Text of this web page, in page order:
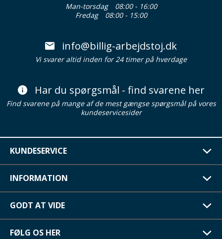
Man-torsdag
08:00 - 16:00
Fredag
08:00 - 15:00
info@billig-arbejdstoj.dk
Vi svarer altid inden for 24 timer på hverdage
Har du spørgsmål - find svarene her
Find svarene på mange af de mest gængse spørgsmål på vores
kundeservicesider
KUNDESERVICE
INFORMATION
GODT AT VIDE
FØLG OS HER